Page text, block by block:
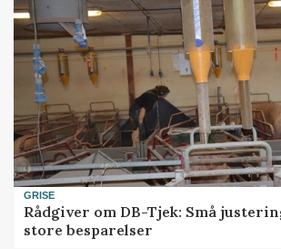
GRISE
Rådgiver om DB-Tjek: Små
store besparelser